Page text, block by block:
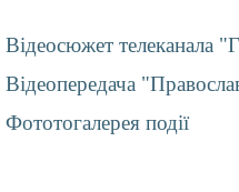
Відеосюжет телеканала
Відеопередача
Фототогалерея події